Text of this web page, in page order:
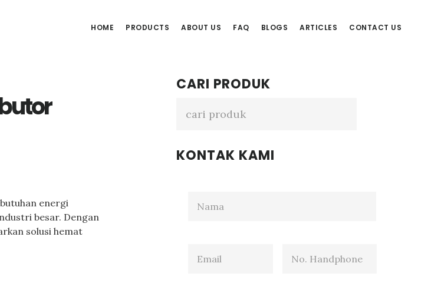
HOME PRODUCTS ABOUT US FAQ BLOGS ARTICLES CONTACT US
energi
besar. Dengan
solusi hemat
Primary
Sidebar
CARI PRODUK
KONTAK KAMI